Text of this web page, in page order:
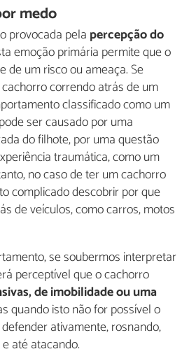
medo
provocada pela percepção do
emoção primária permite que o
de um risco ou ameaça. Se
correndo atrás de um
classificado como um
ser causado por uma
do filhote, por uma questão
traumática, como um
no caso de ter um cachorro
complicado descobrir por que
de veículos, como carros, motos
se soubermos interpretar
perceptível que o cachorro
de imobilidade ou uma
quando isto não for possível o
ativamente, rosnando,
até atacando.